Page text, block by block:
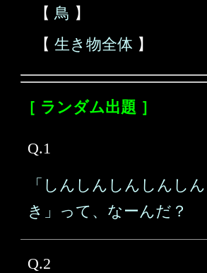
【 鳥 】
【 生き物全体 】
［ ランダム出題 ］
Q.1
「しんしんしんしんしん
き」って、なーんだ？
Q.2